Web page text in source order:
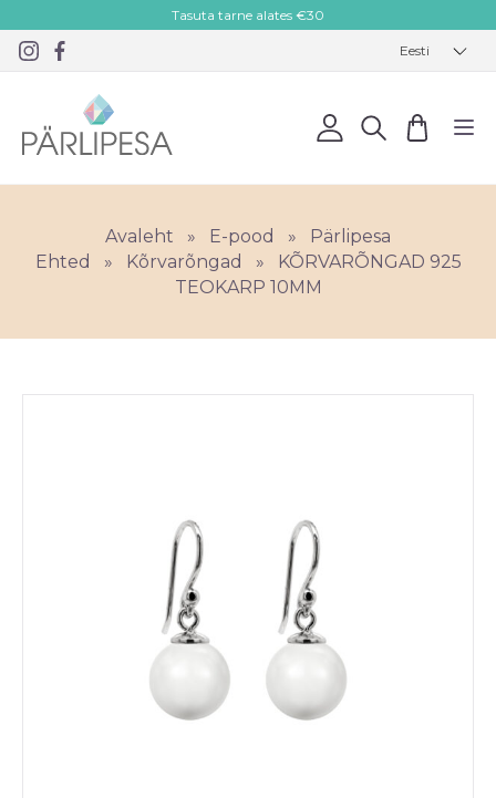
Tasuta tarne alates €30
Eesti
Avaleht » E-pood »
Pärlipesa
Ehted
» Kõrvarõngad »
KÕRVARÕNGAD 925
TEOKARP 10MM